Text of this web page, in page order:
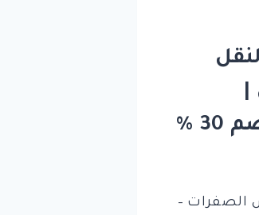
الصفرات –